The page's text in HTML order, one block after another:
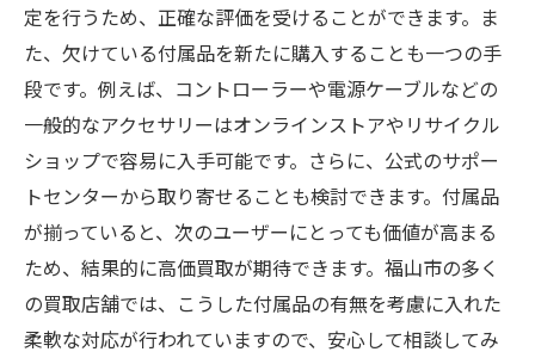
定を行うため、正確な評価を受けることができます。ま
た、欠けている付属品を新たに購入することも一つの手
段です。例えば、コントローラーや電源ケーブルなどの
一般的なアクセサリーはオンラインストアやリサイクル
ショップで容易に入手可能です。さらに、公式のサポー
トセンターから取り寄せることも検討できます。付属品
が揃っていると、次のユーザーにとっても価値が高まる
ため、結果的に高価買取が期待できます。福山市の多く
の買取店舗では、こうした付属品の有無を考慮に入れた
柔軟な対応が行われていますので、安心して相談してみ